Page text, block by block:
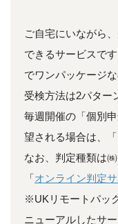
ご自宅にいながら
できるサービスで
でワンパッケージ
受検方法は2パター
毎週開催の「個別
望される場合は、
なお、判定種類は
「オンライン判定
※UKリモートパッ
ニューアルしたサー